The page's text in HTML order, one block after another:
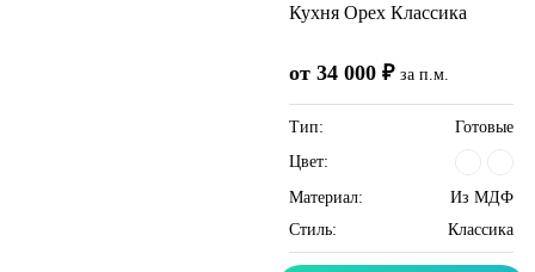
Кухня Орех Классика
от 34 000 ₽ за п.м.
Тип:
Готовые
Цвет:
Материал:
Из МДФ
Стиль:
Классика